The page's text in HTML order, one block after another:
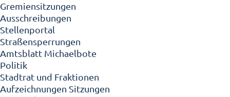
Gremiensitzungen
Ausschreibungen
Stellenportal
Straßensperrungen
Amtsblatt Michaelbote
Politik
Stadtrat und Fraktionen
Aufzeichnungen Sitzungen